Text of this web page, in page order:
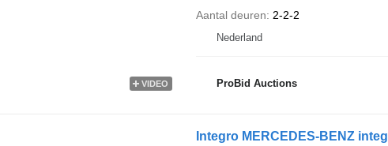
VIDEO
Aantal deuren
2-2-2
Nederland
ProBid Auctions
Integro MERCEDES-BENZ